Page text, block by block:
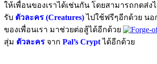
ให้เพื่อนของเราได้เช่นกัน โดยสามารถกดส่ง
รับ ตัวละคร (Creatures)ไปใช้ฟรีๆอีกด้วย นอ
ของเพื่อนเรา มาช่วยต่อสู้ได้อีกด้วย
สุ่ม ตัวละคร จาก Pal’s Cryptได้อีกด้วย